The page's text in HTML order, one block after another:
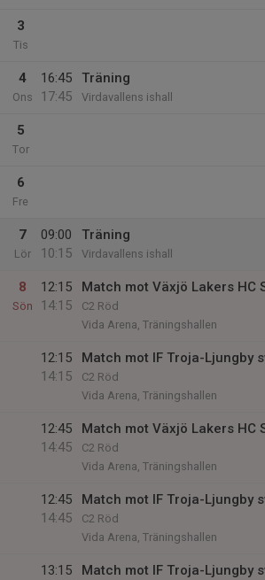
3
Tis
4
Ons
16:45
17:45
Träning
Virdavallens ishall
5
Tor
6
Fre
7
Lör
09:00
10:15
Träning
Virdavallens ishall
8
Sön
12:15
14:15
Match mot Växjö Lakers HC
C2 Röd
Vida Arena, Träningshallen
12:15
14:15
Match mot IF Troja-Ljungby
C2 Röd
Vida Arena, Träningshallen
12:45
14:45
Match mot Växjö Lakers HC
C2 Röd
Vida Arena, Träningshallen
12:45
14:45
Match mot IF Troja-Ljungby
C2 Röd
Vida Arena, Träningshallen
13:15
Match mot IF Troja-Ljungby